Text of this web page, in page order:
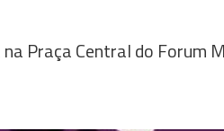
Praça Central do Forum